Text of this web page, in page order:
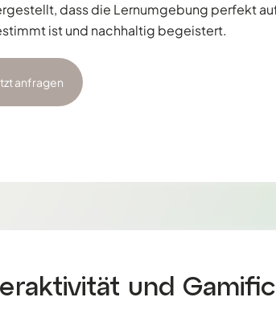
dass die Lernumgebung perfekt
ist und nachhaltig begeistert.
anfragen
und